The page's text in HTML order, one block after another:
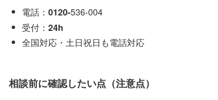
電話： 0120-536-004
受付： 24h
全国対応・土日祝日も電話対応
相談前に確認したい点（注意点）